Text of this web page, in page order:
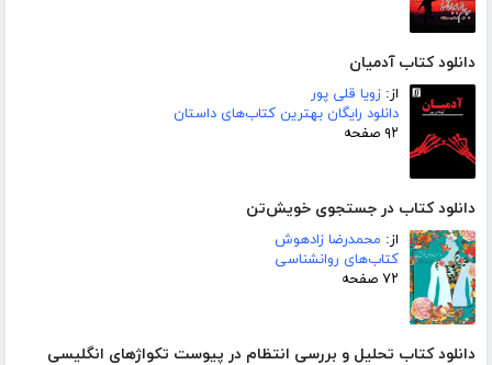
دانلود کتاب آدمیان
از: زویا قلی پور
دانلود رایگان بهترین کتاب‌های داستان
۹۲ صفحه
دانلود کتاب در جستجوی خویش‌تن
از: محمدرضا زادهوش
کتاب‌های روانشناسی
۷۲ صفحه
دانلود کتاب تحلیل و بررسی انتظام در پیوست تکواژهای انگلیسی